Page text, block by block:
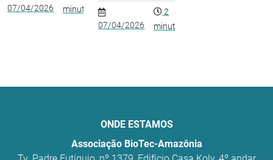
07/04/2026
minuto
07/04/2026
2
minutos
ONDE ESTAMOS
Associação BioTec-Amazônia